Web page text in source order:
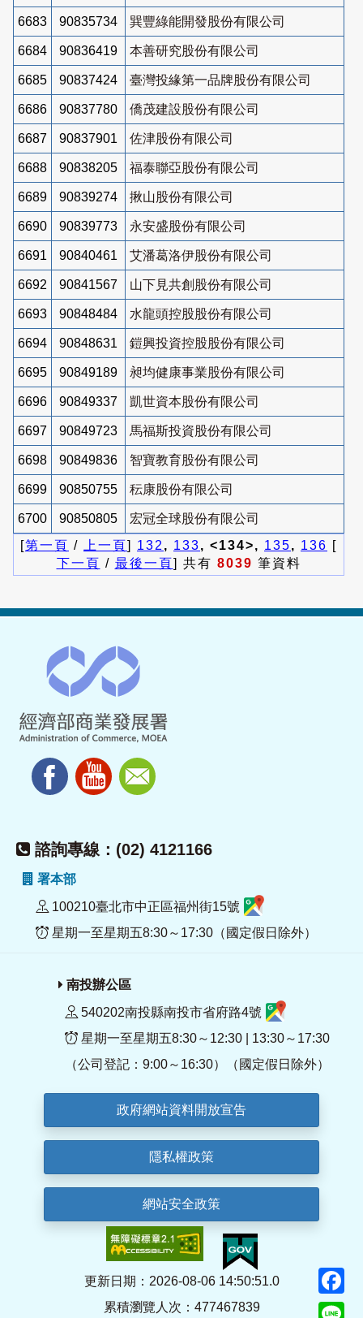
6683 90835734 巽豐綠能開發股份有限公司
6684 90836419 本善研究股份有限公司
6685 90837424 臺灣投緣第一品牌股份有限公司
6686 90837780 僑茂建設股份有限公司
6687 90837901 佐津股份有限公司
6688 90838205 福泰聯亞股份有限公司
6689 90839274 揪山股份有限公司
6690 90839773 永安盛股份有限公司
6691 90840461 艾潘葛洛伊股份有限公司
6692 90841567 山下見共創股份有限公司
6693 90848484 水龍頭控股股份有限公司
6694 90848631 鎧興投資控股股份有限公司
6695 90849189 昶均健康事業股份有限公司
6696 90849337 凱世資本股份有限公司
6697 90849723 馬福斯投資股份有限公司
6698 90849836 智寶教育股份有限公司
6699 90850755 秐康股份有限公司
6700 90850805
宏冠全球股份有限公司
[第一頁 / 上一頁] 132 , 133, <134>, 135, 136 [
下一頁 / 最後一頁] 共有 8039 筆資料
諮詢專線：(02) 4121166
署本部
100210臺北市中正區福州街15號
星期一至星期五8:30～17:30（國定假日除外）
南投辦公區
540202南投縣南投市省府路4號
星期一至星期五8:30～12:30 | 13:30～17:30
（公司登記：9:00～16:30）（國定假日除外）
政府網站資料開放宣告
隱私權政策
網站安全政策
更新日期：2026-08-06 14:50:51.0
累積瀏覽人次：477467839